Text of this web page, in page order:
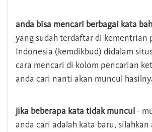
anda bisa mencari berbagai kata
yang sudah terdaftar di kementrian
Indonesia (kemdikbud) didalam
cara mencari di kolom pencarian
anda cari nanti akan muncul
jika beberapa kata tidak muncul -
anda cari adalah kata baru, silahkan